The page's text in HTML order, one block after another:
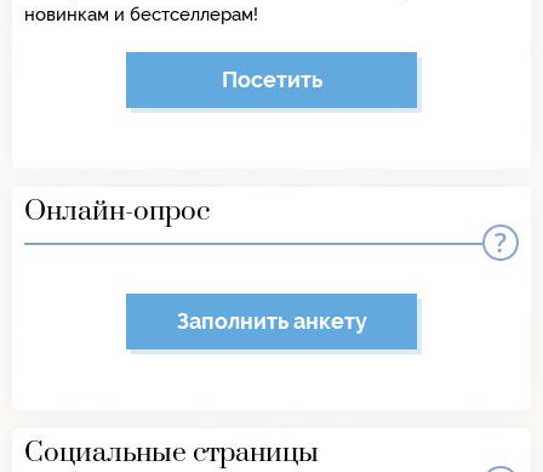
новинкам и бестселлерам!
Посетить
Онлайн-опрос
Заполнить анкету
Социальные страницы